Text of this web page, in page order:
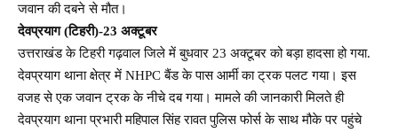
जवान की दबने से मौत।
देवप्रयाग (टिहरी)-23 अक्टूबर
उत्तराखंड के टिहरी गढ़वाल जिले में बुधवार 23 अक्टूबर को बड़ा हादसा हो गया.
देवप्रयाग थाना क्षेत्र में NHPC बैंड के पास आर्मी का ट्रक पलट गया। इस
वजह से एक जवान ट्रक के नीचे दब गया। मामले की जानकारी मिलते ही
देवप्रयाग थाना प्रभारी महिपाल सिंह रावत पुलिस फोर्स के साथ मौके पर पहुंचे